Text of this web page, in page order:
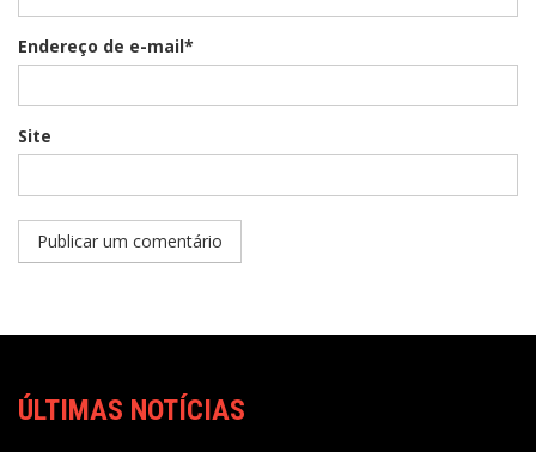
Endereço de e-mail*
Site
ÚLTIMAS NOTÍCIAS